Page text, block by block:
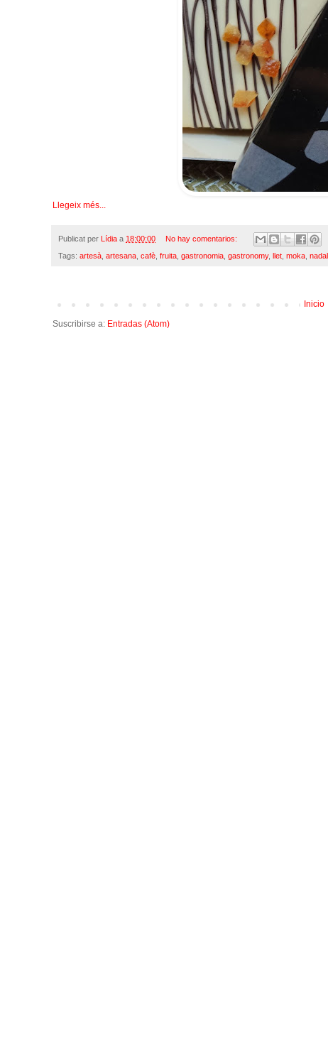
Llegeix més...
Publicat per Lídia a 18:00:00 No hay comentarios:
Tags: artesà artesana cafè fruita gastronomia gastronomy, llet moka nadal
Inicio
Suscribirse a: Entradas (Atom)